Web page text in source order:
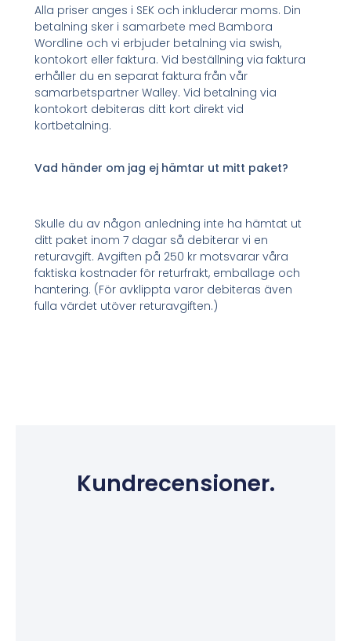
Alla priser anges i SEK och inkluderar moms. Din
betalning sker i samarbete med Bambora
Wordline och vi erbjuder betalning via swish,
kontokort eller faktura. Vid beställning via faktura
erhåller du en separat faktura från vår
samarbetspartner Walley. Vid betalning via
kontokort debiteras ditt kort direkt vid
kortbetalning.
Vad händer om jag ej hämtar ut mitt paket?
Skulle du av någon anledning inte ha hämtat ut
ditt paket inom 7 dagar så debiterar vi en
returavgift. Avgiften på 250 kr motsvarar våra
faktiska kostnader för returfrakt, emballage och
hantering. (För avklippta varor debiteras även
fulla värdet utöver returavgiften.)
Kundrecensioner.